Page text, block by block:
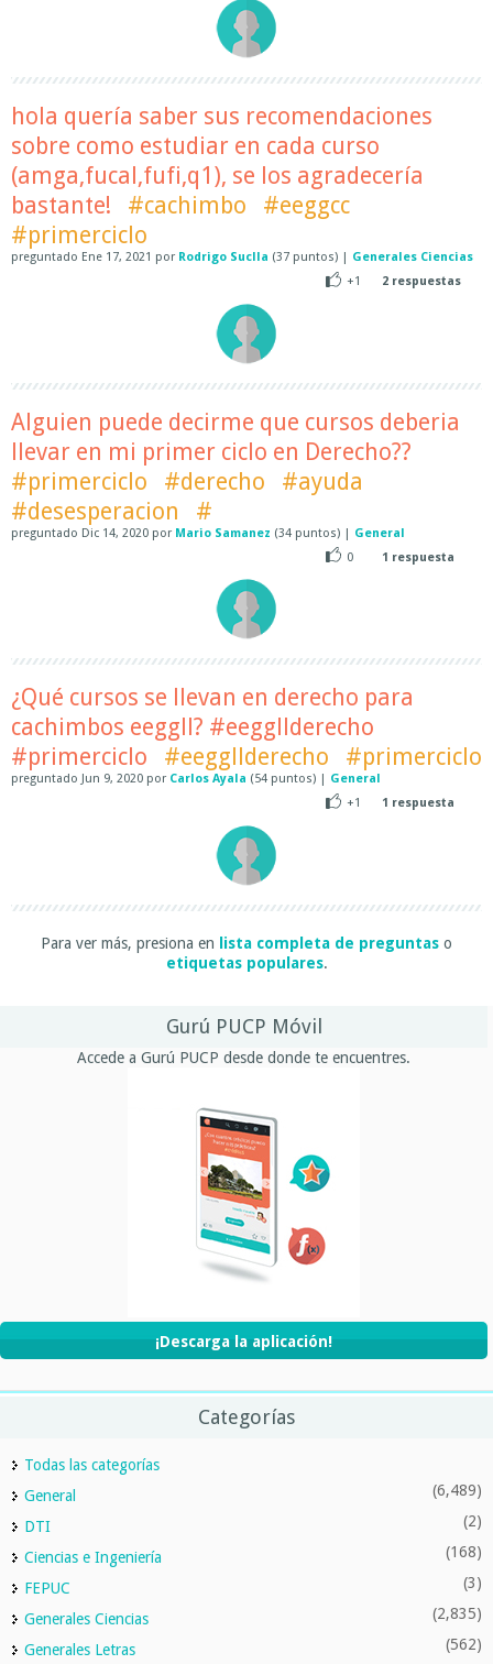
hola quería saber sus recomendaciones
sobre como estudiar en cada curso
(amga,fucal,fufi,q1), se los agradecería
bastante!
#cachimbo
#eeggcc
#primerciclo
preguntado Ene 17, 2021 por Rodrigo Suclla (37 puntos) | Generales Ciencias
+1
2 respuestas
Alguien puede decirme que cursos deberia
llevar en mi primer ciclo en Derecho??
#primerciclo
#derecho
#ayuda
#desesperacion
#
preguntado Dic 14, 2020 por Mario Samanez (34 puntos) | General
0
1 respuesta
¿Qué cursos se llevan en derecho para
cachimbos eeggll? #eeggllderecho
#primerciclo
#eeggllderecho #primerciclo
preguntado Jun 9, 2020 por Carlos Ayala (54 puntos) | General
+1
1 respuesta
Para ver más, presiona en lista completa de preguntas o
etiquetas populares.
Gurú PUCP Móvil
Accede a Gurú PUCP desde donde te encuentres.
¡Descarga la aplicación!
Categorías
Todas las categorías
General
(6,489)
DTI (2)
Ciencias e Ingeniería (168)
FEPUC (3)
Generales Ciencias (2,835)
Generales Letras (562)